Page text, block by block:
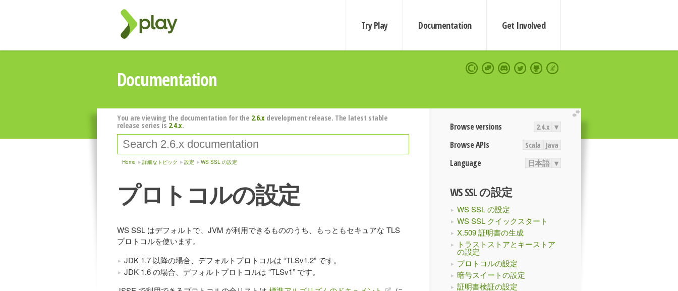
Try Play Documentation Get Involved
Documentation
extend
Browse versions 2.4.x ▾
Browse APIs Scala Java
Language 日本語 ▾
WS SSL の設定
WS SSL の設定
WS SSL クイックスタート
X.509 証明書の生成
トラストストアとキーストア
の設定
プロトコルの設定
暗号スイートの設定
証明書検証の設定
You are viewing the documentation for the 2.6.xdevelopment release. The latest stable
release series is 2.4.x.
Home 詳細なトピック 設定 WS SSL の設定
プロトコルの設定
WS SSL はデフォルトで、JVM が利用できるもののうち、もっともセキュアな TLS
プロトコルを使います。
JDK 1.7 以降の場合、デフォルトプロトコルは “TLSv1.2” です。
JDK 1.6 の場合、デフォルトプロトコルは “TLSv1” です。